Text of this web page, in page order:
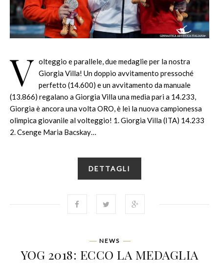
V olteggio e parallele, due medaglie per la nostra
Giorgia Villa! Un doppio avvitamento pressoché
perfetto (14.600) e un avvitamento da manuale
(13.866) regalano a Giorgia Villa una media pari a 14.233,
Giorgia è ancora una volta ORO, è lei la nuova campionessa
olimpica giovanile al volteggio! 1. Giorgia Villa (ITA) 14.233
2. Csenge Maria Bacskay…
DETTAGLI
NEWS
YOG 2018: ECCO LA MEDAGLIA